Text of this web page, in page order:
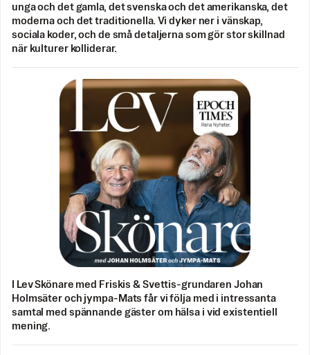
unga och det gamla, det svenska och det amerikanska, det
moderna och det traditionella. Vi dyker ner i vänskap,
sociala koder, och de små detaljerna som gör stor skillnad
när kulturer kolliderar.
I Lev Skönare med Friskis & Svettis-grundaren Johan
Holmsäter och jympa-Mats får vi följa med i intressanta
samtal med spännande gäster om hälsa i vid existentiell
mening.